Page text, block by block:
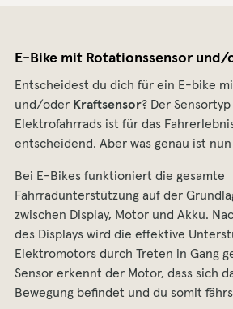
E-Bike mit Rotationssensor und/
Entscheidest du dich für ein E-bike
und/oder Kraftsensor? Der
Elektrofahrrads ist für das
entscheidend. Aber was genau ist
Bei E-Bikes funktioniert die gesamte
Fahrradunterstützung auf der
zwischen Display, Motor und Akku.
des Displays wird die effektive
Elektromotors durch Treten in Gang
Sensor erkennt der Motor, dass sich
Bewegung befindet und du somit